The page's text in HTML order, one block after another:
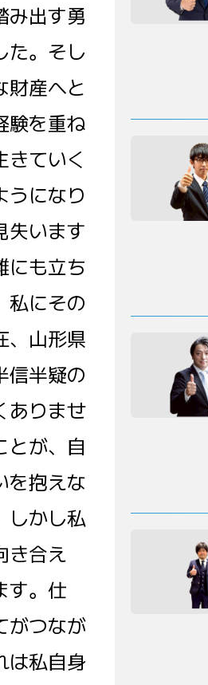
み出す勇
た。そし
財産へと
験を重ね
ていく
うになり
失います
にも立ち
私にその
、山形県
信半疑の
ありませ
とが、自
を抱えな
しかし私
き合え
す。仕
がつなが
は私自身